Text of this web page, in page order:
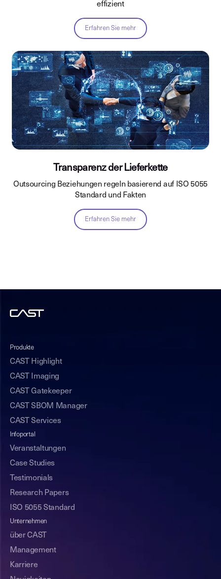
effizient
Erfahren Sie mehr
Transparenz der Lieferkette
Outsourcing Beziehungen regeln basierend auf ISO 5055
Standard und Fakten
Erfahren Sie mehr
Produkte
CAST Highlight
CAST Imaging
CAST Gatekeeper
CAST SBOM Manager
CAST Services
Infoportal
Veranstaltungen
Case Studies
Testimonials
Research Papers
ISO 5055 Standard
Unternehmen
über CAST
Management
Karriere